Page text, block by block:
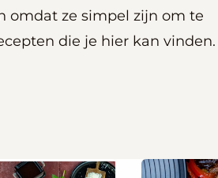
omdat ze simpel zijn om te
die je hier kan vinden.
Lees